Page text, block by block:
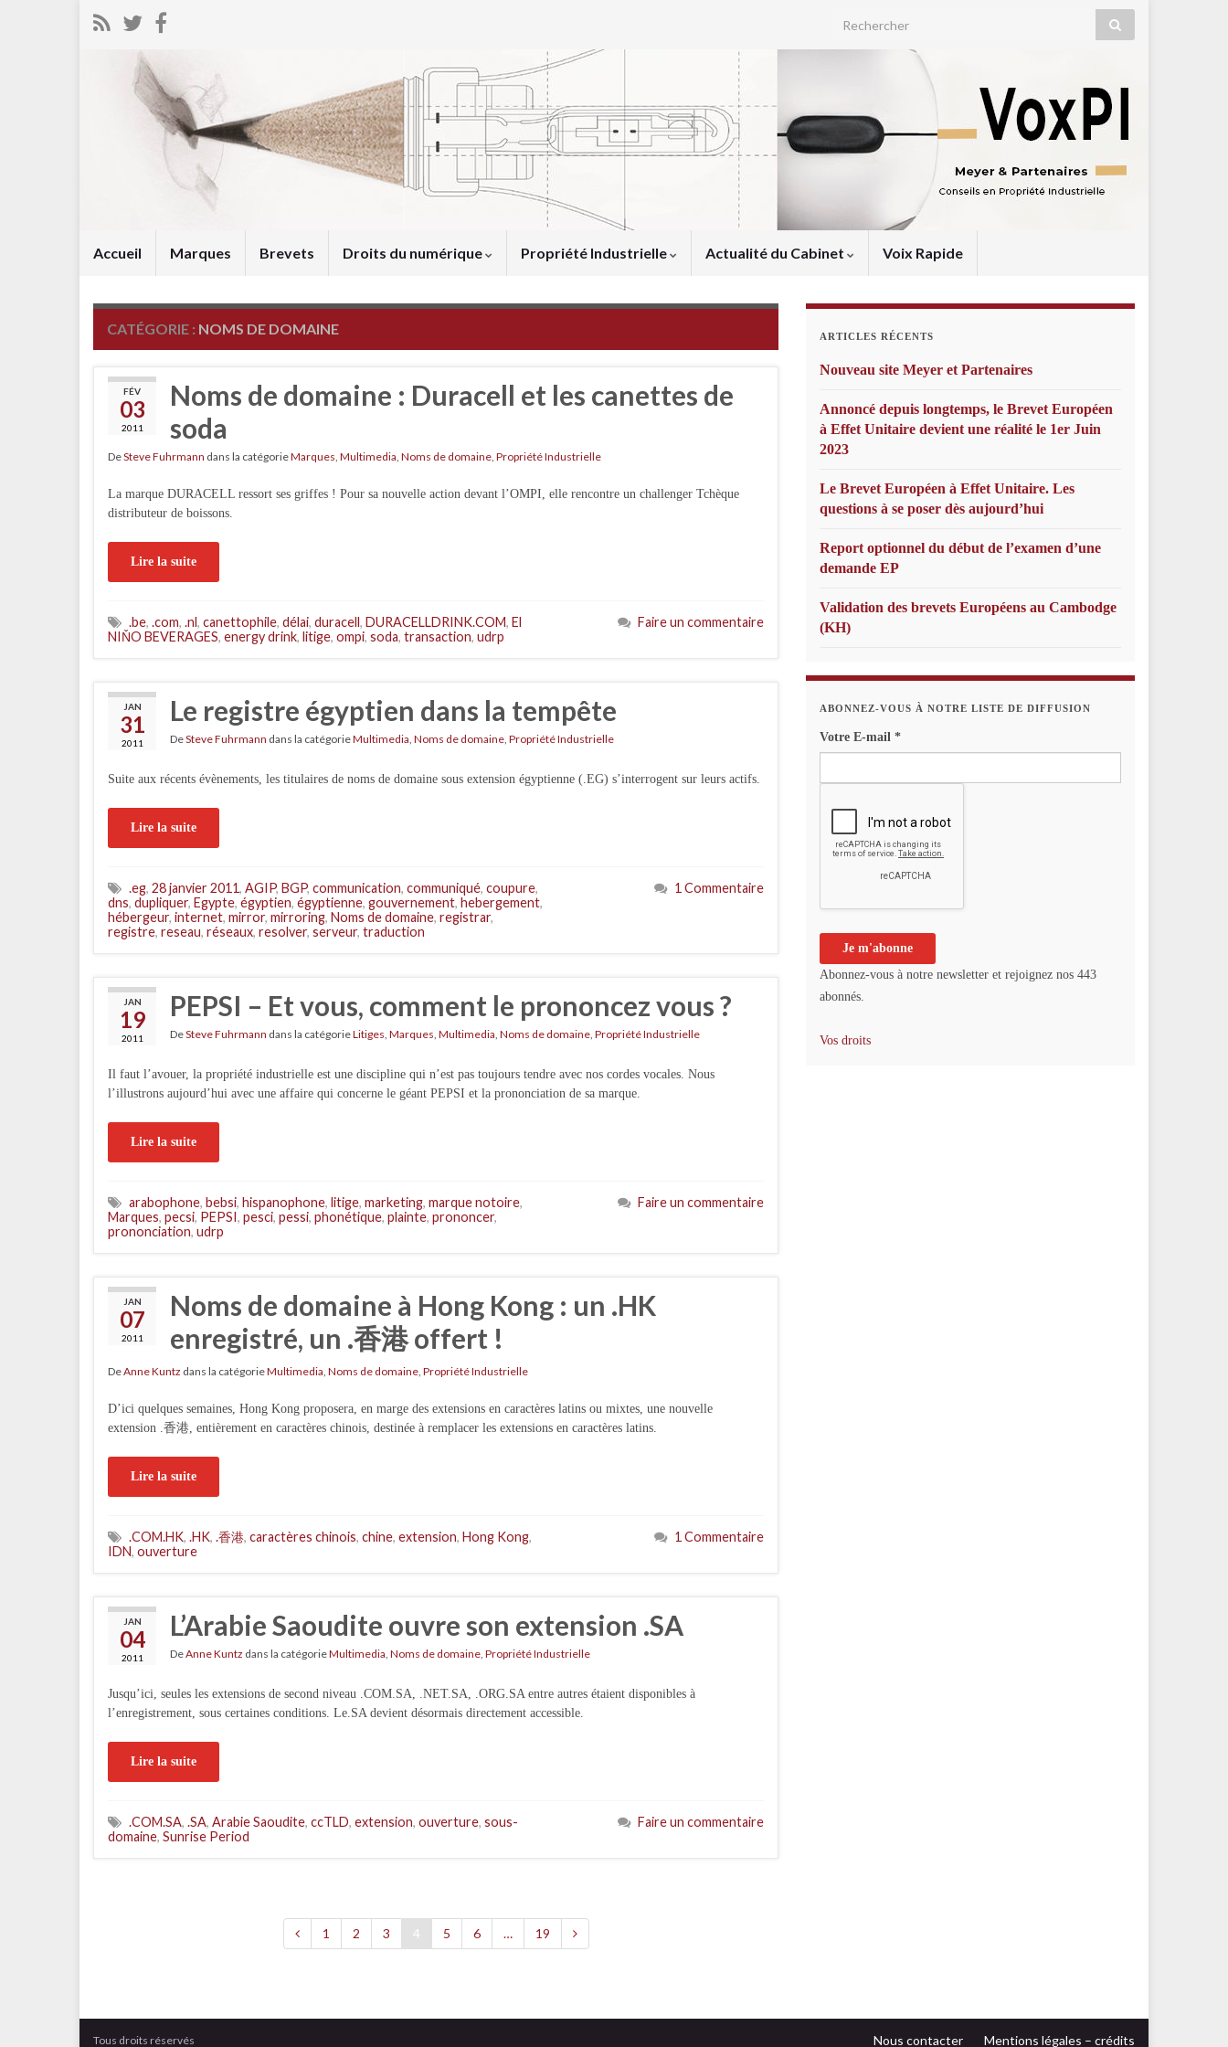
Search for:
Accueil Marques Brevets Droits du numérique Propriété Industrielle Actualité du Cabinet Voix Rapide
CATÉGORIE : NOMS DE DOMAINE
FÉV
03
2011
Noms de domaine : Duracell et les canettes de
soda
DeSteve Fuhrmann dans la catégorieMarques, Multimedia, Noms de domaine, Propriété Industrielle
La marque DURACELL ressort ses griffes ! Pour sa nouvelle action devant l’OMPI, elle rencontre un challenger Tchèque
distributeur de boissons.
Lire la suite
.be, .com, .nl, canettophile, délai, duracell, DURACELLDRINK.COM, El
NIŇO BEVERAGES, energy drink, litige, ompi, soda, transaction, udrp
Faire un commentaire
JAN
31
2011
Le registre égyptien dans la tempête
DeSteve Fuhrmann dans la catégorieMultimedia, Noms de domaine, Propriété Industrielle
Suite aux récents évènements, les titulaires de noms de domaine sous extension égyptienne (.EG) s’interrogent sur leurs actifs.
Lire la suite
.eg, 28 janvier 2011, AGIP, BGP, communication, communiqué, coupure,
dns, dupliquer, Egypte, égyptien, égyptienne, gouvernement, hebergement,
hébergeur, internet, mirror, mirroring, Noms de domaine, registrar,
registre, reseau, réseaux, resolver, serveur, traduction
1 Commentaire
JAN
19
2011
PEPSI – Et vous, comment le prononcez vous ?
DeSteve Fuhrmann dans la catégorieLitiges, Marques, Multimedia, Noms de domaine, Propriété Industrielle
Il faut l’avouer, la propriété industrielle est une discipline qui n’est pas toujours tendre avec nos cordes vocales. Nous
l’illustrons aujourd’hui avec une affaire qui concerne le géant PEPSI et la prononciation de sa marque.
Lire la suite
arabophone, bebsi, hispanophone, litige, marketing, marque notoire,
Marques, pecsi, PEPSI, pesci, pessi, phonétique, plainte, prononcer,
prononciation, udrp
Faire un commentaire
JAN
07
2011
Noms de domaine à Hong Kong : un .HK
enregistré, un .香港 offert !
DeAnne Kuntz dans la catégorieMultimedia, Noms de domaine, Propriété Industrielle
D’ici quelques semaines, Hong Kong proposera, en marge des extensions en caractères latins ou mixtes, une nouvelle
extension .香港, entièrement en caractères chinois, destinée à remplacer les extensions en caractères latins.
Lire la suite
.COM.HK, .HK, .香港, caractères chinois, chine, extension, Hong Kong,
IDN, ouverture
1 Commentaire
JAN
04
2011
L’Arabie Saoudite ouvre son extension .SA
DeAnne Kuntz dans la catégorieMultimedia, Noms de domaine, Propriété Industrielle
Jusqu’ici, seules les extensions de second niveau .COM.SA, .NET.SA, .ORG.SA entre autres étaient disponibles à
l’enregistrement, sous certaines conditions. Le.SA devient désormais directement accessible.
Lire la suite
.COM.SA, .SA, Arabie Saoudite, ccTLD, extension, ouverture, sous-
domaine, Sunrise Period
Faire un commentaire
1 2 3 4 5 6 … 19
ARTICLES RÉCENTS
Nouveau site Meyer et Partenaires
Annoncé depuis longtemps, le Brevet Européen
à Effet Unitaire devient une réalité le 1er Juin
2023
Le Brevet Européen à Effet Unitaire. Les
questions à se poser dès aujourd’hui
Report optionnel du début de l’examen d’une
demande EP
Validation des brevets Européens au Cambodge
(KH)
ABONNEZ-VOUS À NOTRE LISTE DE DIFFUSION
Votre E-mail *
Abonnez-vous à notre newsletter et rejoignez nos 443
abonnés.
Vos droits
Nous contacter Mentions légales – crédits
Tous droits réservés